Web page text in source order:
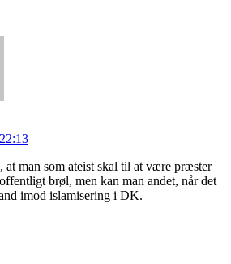
at man som ateist skal til at være præster
brøl, men kan man andet, når det
imod islamisering i DK.